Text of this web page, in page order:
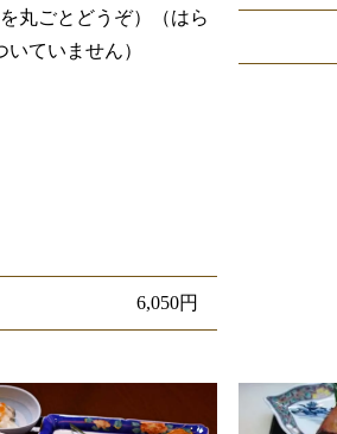
丸ごとどうぞ）（はら
いていません）
6,050円